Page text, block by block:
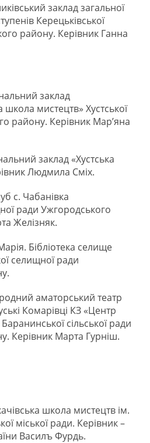
заклад загальної
Керецьківської
району. Керівник Ганна
заклад
мистецтв» Хустської
району. Керівник Мар’яна
заклад «Хустська
Людмила Сміх.
с. Чабанівка
ради Ужгородського
Желізняк.
Бібліотека селище
селищної ради
аматорський театр
Комарівці КЗ «Центр
сільської ради
Керівник Марта Гурніш.
школа мистецтв iм.
мiської ради. Керівник –
Василъ Фурдь.